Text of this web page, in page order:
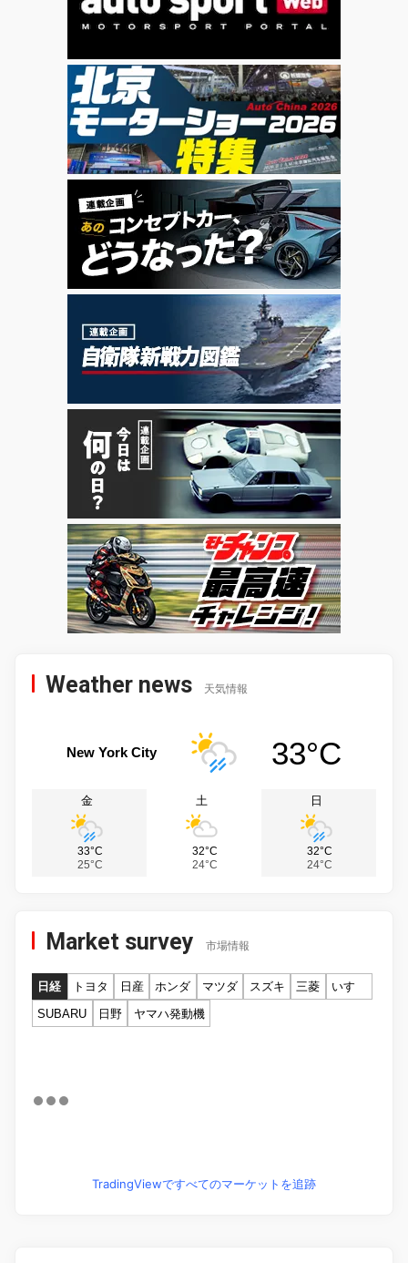
Weather news 天気情報
New York City 33°C
金
33°C
25°C
土
32°C
24°C
日
32°C
24°C
Market survey 市場情報
日経 トヨタ 日産 ホンダ マツダ スズキ 三菱
いすゞ
SUBARU
日野 ヤマハ発動機
TradingViewですべてのマーケットを追跡